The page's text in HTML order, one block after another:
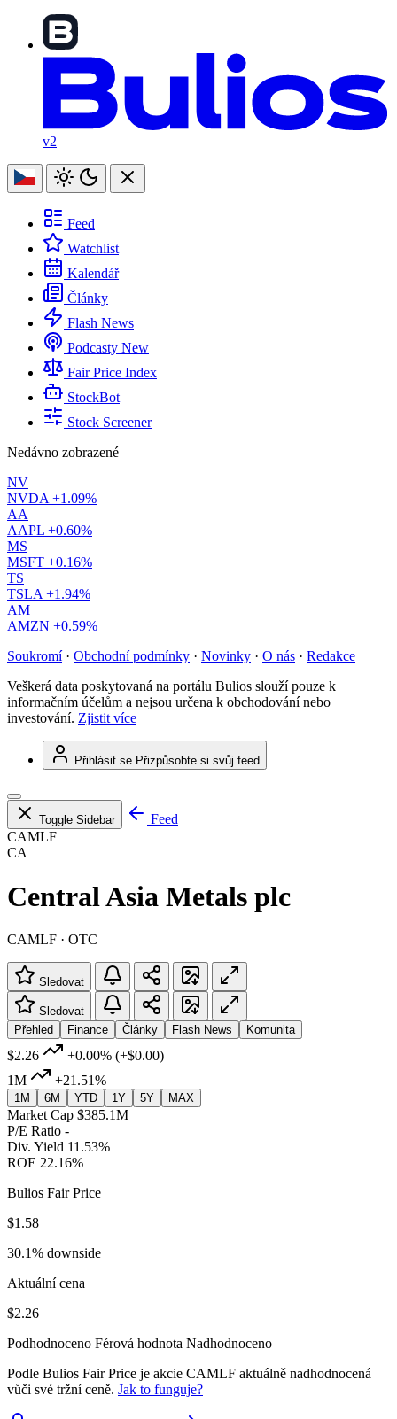
v2
Feed
Watchlist
Kalendář
Články
Flash News
Podcasty New
Fair Price Index
StockBot
Stock Screener
Nedávno zobrazené
NV
NVDA +1.09%
AA
AAPL +0.60%
MS
MSFT +0.16%
TS
TSLA +1.94%
AM
AMZN +0.59%
Soukromí · Obchodní podmínky · Novinky · O nás · Redakce
Veškerá data poskytovaná na portálu Bulios slouží pouze k
informačním účelům a nejsou určena k obchodování nebo
investování. Zjistit více
Přihlásit se Přizpůsobte si svůj feed
Toggle Sidebar
Feed
CAMLF
CA
Central Asia Metals plc
CAMLF · OTC
Sledovat
Sledovat
Přehled
Finance Články Flash News Komunita
$2.26 +0.00% (+$0.00)
1M
+21.51%
1M 6M YTD 1Y 5Y MAX
Market Cap $385.1M
P/E Ratio -
Div. Yield 11.53%
ROE 22.16%
Bulios Fair Price
$1.58
30.1% downside
Aktuální cena
$2.26
Podhodnoceno Férová hodnota Nadhodnoceno
Podle Bulios Fair Price je akcie CAMLF aktuálně nadhodnocená
vůči své tržní ceně. Jak to funguje?